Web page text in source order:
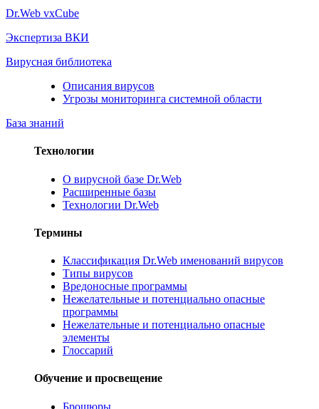
Dr.Web vxCube
Экспертиза ВКИ
Вирусная библиотека
Описания вирусов
Угрозы мониторинга системной области
База знаний
Технологии
О вирусной базе Dr.Web
Расширенные базы
Технологии Dr.Web
Термины
Классификация Dr.Web именований вирусов
Типы вирусов
Вредоносные программы
Нежелательные и потенциально опасные
программы
Нежелательные и потенциально опасные
элементы
Глоссарий
Обучение и просвещение
Брошюры